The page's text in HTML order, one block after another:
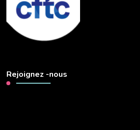
Rejoignez -nous